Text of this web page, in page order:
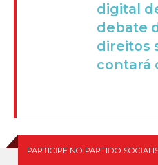
digital
debate
direitos
contará
PARTICIPE NO PARTIDO